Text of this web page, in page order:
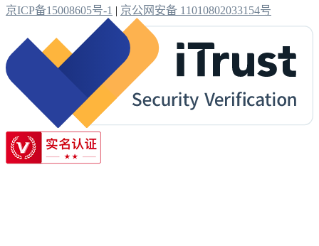
京ICP备15008605号-1 | 京公网安备 11010802033154号